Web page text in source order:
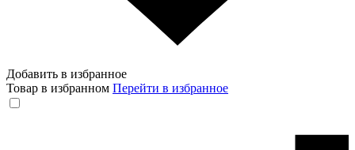
Добавить в избранное
Товар в избранном Перейти в избранное